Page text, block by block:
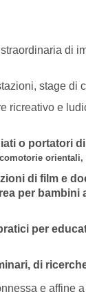
di
stage di
ricreativo e
o portatori
di film e
per bambini
per
di
e affine